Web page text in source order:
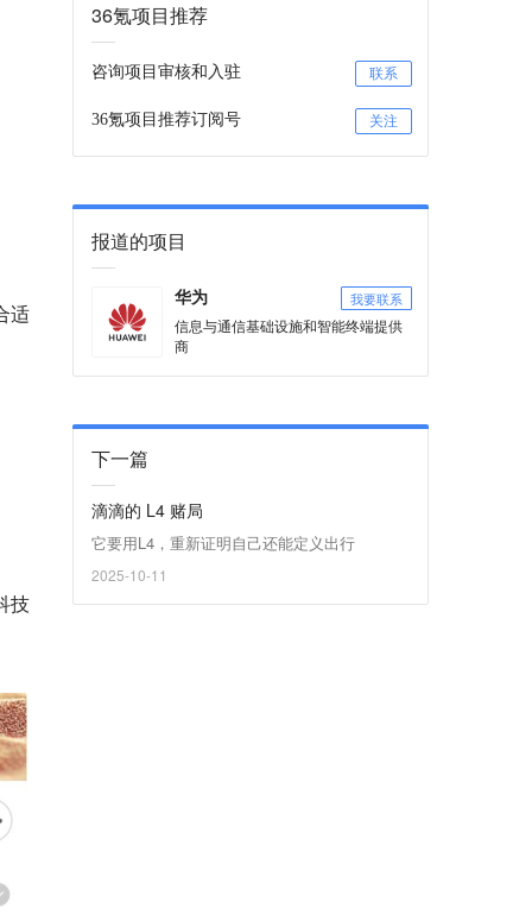
适
技
36氪项目推荐
咨询项目审核和入驻 联系
36氪项目推荐订阅号 关注
报道的项目
华为 我要联系
信息与通信基础设施和智能终端提供
商
下一篇
滴滴的 L4 赌局
它要用L4，重新证明自己还能定义出行
2025-10-11